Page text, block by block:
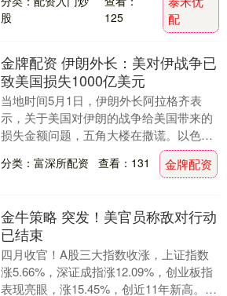
交媒体上称....
股
125
配
金牌配资 伊朗外长：美对伊战争已
致美国损失1000亿美元
当地时间5月1日，伊朗外长阿拉格齐表
示，关于美国对伊朗的战争给美国带来的
损失金额问题，五角大楼在撒谎。以色列
总理内塔尼亚胡的豪赌迄今已直接给美国
造成1000亿美....
分类：富深所配资 查看：131 金牌配资
金牛策略 突发！美官员称敌对行动
已结束
四月收官！A股三大指数收涨，上证指数
涨5.66%，深证成指涨12.09%，创业板指
表现亮眼，涨15.45%，创近11年新高。美